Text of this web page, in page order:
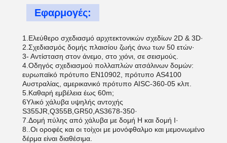
Εφαρμογές:
1.Ελεύθερο σχεδιασμό αρχιτεκτονικών σχεδίων 2D & 3D·
2.Σχεδιασμός δομής πλαισίου ζωής άνω των 50 ετών·
3- Αντίσταση στον άνεμο, στο χιόνι, σε σεισμούς.
4.Οδηγός σχεδιασμού πολλαπλών ατσάλινων δομών:
ευρωπαϊκό πρότυπο EN10902, πρότυπο AS4100
Αυστραλίας, αμερικανικό πρότυπο AISC-360-05 κλπ.
5.Καθαρή εμβέλεια έως 60m;
6Υλικό χάλυβα υψηλής αντοχής
S355JR,Q355B,GR50,AS3678-350·
7.Δομή πύλης από χάλυβα με δομή H και δομή I·
8..Οι οροφές και οι τοίχοι με μονόφθαλμο και μεμονωμένο
δέρμα είναι διαθέσιμα.